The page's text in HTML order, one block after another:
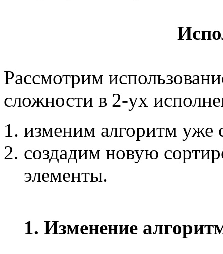
Рассмотрим
сложности в 2-ух
изменим алгоритм уже
создадим новую
элементы.
1. Изменение